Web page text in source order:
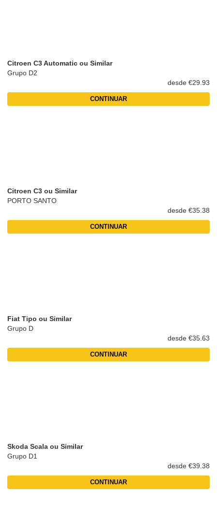
Citroen C3 Automatic ou Similar
Grupo D2
desde €29.93
CONTINUAR
Citroen C3 ou Similar
PORTO SANTO
desde €35.38
CONTINUAR
Fiat Tipo ou Similar
Grupo D
desde €35.63
CONTINUAR
Skoda Scala ou Similar
Grupo D1
desde €39.38
CONTINUAR